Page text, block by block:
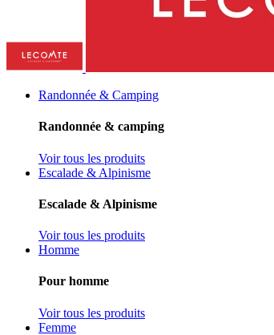
Randonnée & Camping
Randonnée & camping
Voir tous les produits
Escalade & Alpinisme
Escalade & Alpinisme
Voir tous les produits
Homme
Pour homme
Voir tous les produits
Femme